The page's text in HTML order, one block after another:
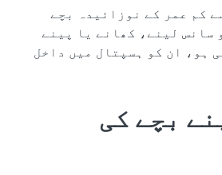
3 ماہ سے کم عمر کے نوزائیدہ بچے
سانس لینے، کھانے یا پینے
ہو، ان کو ہسپتال میں داخل
بچے کی